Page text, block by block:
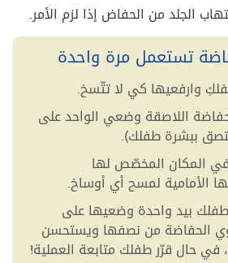
الجلد من الحفاض إذا لزم الأمر.
تستعمل مرة واحدة
وارفعيها كي لا تتّسخ.
اللاصقة وضعي الواحد على
ببشرة طفلك).
المكان المخصّص لها
الأمامية لمسح أي أوساخ.
بيد واحدة وضعيها على
الحفاضة من نصفها ويستحسن
في حال قرّر طفلك متابعة العملية!